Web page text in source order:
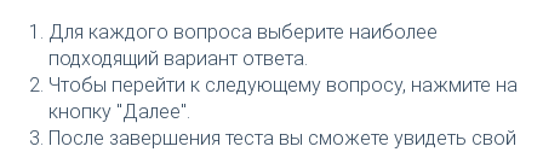
Для каждого вопроса выберите наиболее
подходящий вариант ответа.
Чтобы перейти к следующему вопросу, нажмите на
кнопку "Далее".
После завершения теста вы сможете увидеть свой